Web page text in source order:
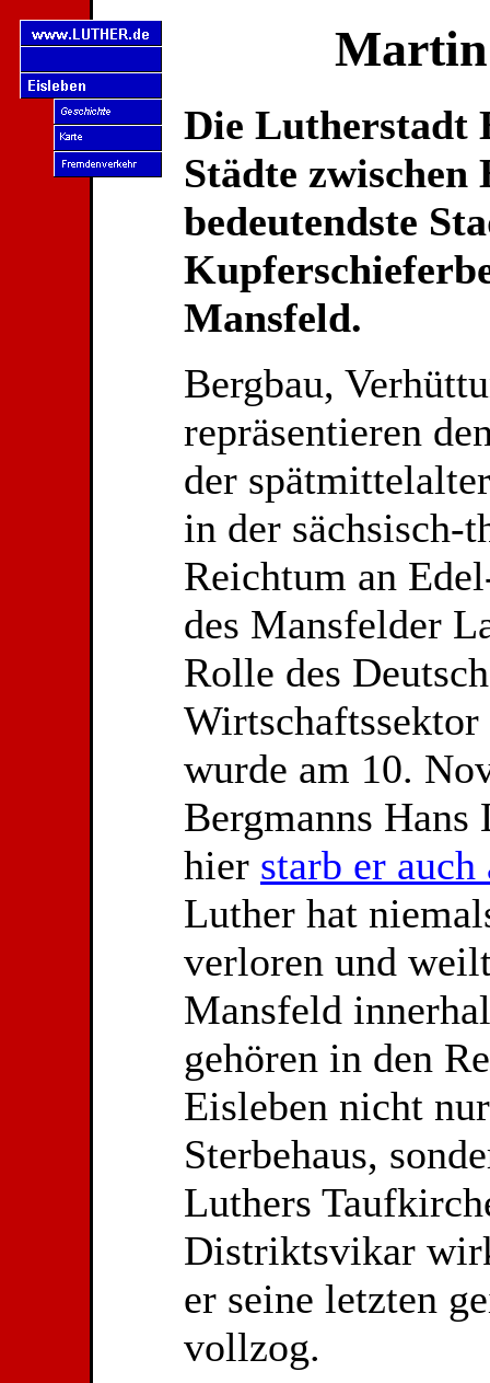
Die Lutherstadt
Städte
bedeutendste
Mansfeld.
Bergbau,
repräsentieren
der
in der sächsisch-
Reichtum an
des Mansfelder
Rolle des
wurde am 10.
Bergmanns
hier starb er
Luther hat
verloren und
Mansfeld
gehören in den
Eisleben nicht
Sterbehaus,
Luthers
Distriktsvikar
er seine letzten
vollzog.